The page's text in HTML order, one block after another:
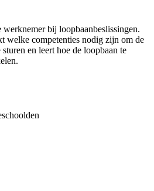
werknemer bij loopbaanbeslissingen.
welke competenties nodig zijn om de
en leert hoe de loopbaan te